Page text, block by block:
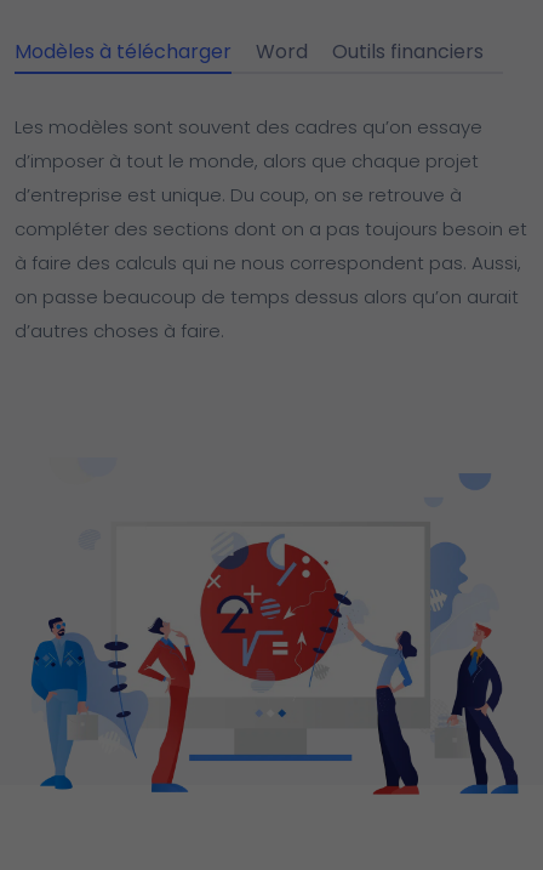
Modèles à télécharger Word Outils financiers
Les modèles sont souvent des cadres qu’on essaye
d’imposer à tout le monde, alors que chaque projet
d’entreprise est unique. Du coup, on se retrouve à
compléter des sections dont on a pas toujours besoin et
à faire des calculs qui ne nous correspondent pas. Aussi,
on passe beaucoup de temps dessus alors qu’on aurait
d’autres choses à faire.